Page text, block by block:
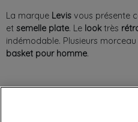
La marque Levis vous présente
et semelle plate. Le looktrès
indémodable. Plusieurs
basket pour homme.